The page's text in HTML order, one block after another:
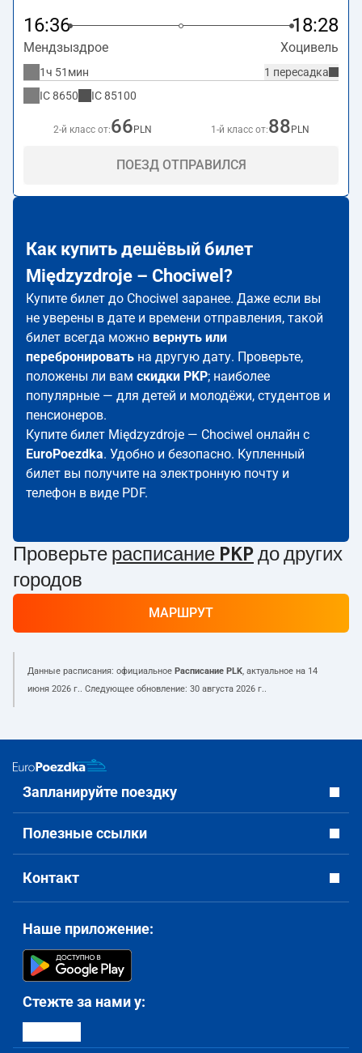
16:36 18:28
Мендзыздрое Хоцивель
1 пересадка
1ч 51мин
IC8650 IC85100
2-й класс от:66 PLN 1-й класс от:88 PLN
ПОЕЗД ОТПРАВИЛСЯ
Как купить дешёвый билет
Międzyzdroje – Chociwel?
Купите билет до Chociwel заранее. Даже если вы
не уверены в дате и времени отправления, такой
билет всегда можно вернуть или
перебронировать на другую дату. Проверьте,
положены ли вам скидки PKP; наиболее
популярные — для детей и молодёжи, студентов и
пенсионеров.
Купите билет Międzyzdroje — Chociwel онлайн с
EuroPoezdka. Удобно и безопасно. Купленный
билет вы получите на электронную почту и
телефон в виде PDF.
Проверьте расписание PKP до других
городов
МАРШРУТ
Данные расписания: официальное Расписание PLK, актуальное на 14
июня 2026 г.. Следующее обновление: 30 августа 2026 г..
Запланируйте поездку
Полезные ссылки
Контакт
Наше приложение:
Стежте за нами у: